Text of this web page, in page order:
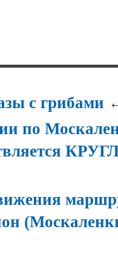
с грибами
по